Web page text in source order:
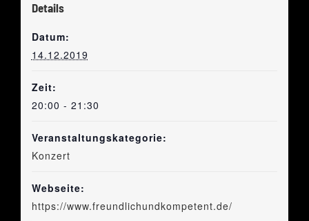
Details
Datum:
14.12.2019
Zeit:
20:00 - 21:30
Veranstaltungskategorie:
Konzert
Webseite:
https://www.freundlichundkompetent.de/